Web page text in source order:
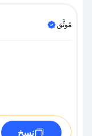
مُوثَّق
نسخ